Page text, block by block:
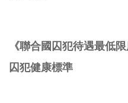
《聯合國囚犯待遇最低
囚犯健康標準